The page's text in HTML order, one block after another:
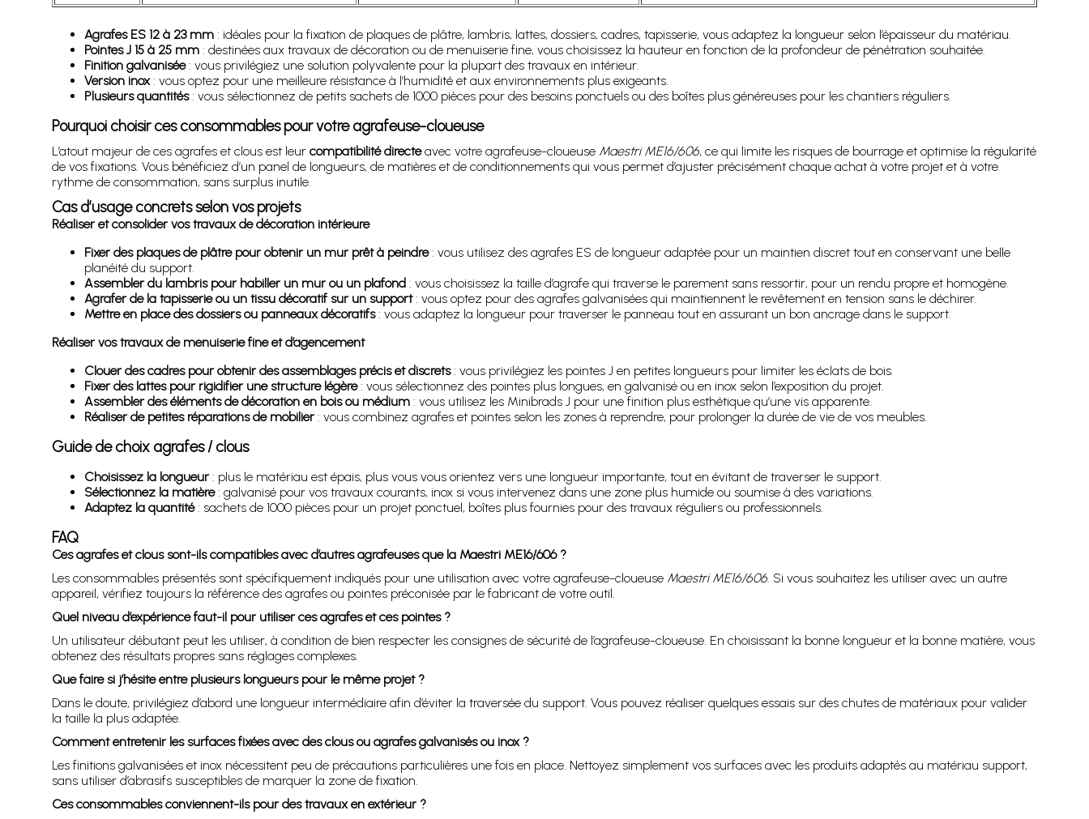
Agrafes ES 12 à 23 mm: idéales pour la fixation de plaques de plâtre, lambris, lattes, dossiers, cadres, tapisserie, vous adaptez la longueur selon l’épaisseur du matériau.
Pointes J 15 à 25 mm: destinées aux travaux de décoration ou de menuiserie fine, vous choisissez la hauteur en fonction de la profondeur de pénétration souhaitée.
Finition galvanisée: vous privilégiez une solution polyvalente pour la plupart des travaux en intérieur.
Version inox: vous optez pour une meilleure résistance à l’humidité et aux environnements plus exigeants.
Plusieurs quantités: vous sélectionnez de petits sachets de 1000 pièces pour des besoins ponctuels ou des boîtes plus généreuses pour les chantiers réguliers.
Pourquoi choisir ces consommables pour votre agrafeuse-cloueuse
L’atout majeur de ces agrafes et clous est leur compatibilité directeavec votre agrafeuse-cloueuse Maestri ME16/606, ce qui limite les risques de bourrage et optimise la régularité
de vos fixations. Vous bénéficiez d’un panel de longueurs, de matières et de conditionnements qui vous permet d’ajuster précisément chaque achat à votre projet et à votre
rythme de consommation, sans surplus inutile.
Cas d’usage concrets selon vos projets
Réaliser et consolider vos travaux de décoration intérieure
Fixer des plaques de plâtre pour obtenir un mur prêt à peindre: vous utilisez des agrafes ES de longueur adaptée pour un maintien discret tout en conservant une belle
planéité du support.
Assembler du lambris pour habiller un mur ou un plafond: vous choisissez la taille d’agrafe qui traverse le parement sans ressortir, pour un rendu propre et homogène.
Agrafer de la tapisserie ou un tissu décoratif sur un support: vous optez pour des agrafes galvanisées qui maintiennent le revêtement en tension sans le déchirer.
Mettre en place des dossiers ou panneaux décoratifs: vous adaptez la longueur pour traverser le panneau tout en assurant un bon ancrage dans le support.
Réaliser vos travaux de menuiserie fine et d’agencement
Clouer des cadres pour obtenir des assemblages précis et discrets: vous privilégiez les pointes J en petites longueurs pour limiter les éclats de bois.
Fixer des lattes pour rigidifier une structure légère: vous sélectionnez des pointes plus longues, en galvanisé ou en inox selon l’exposition du projet.
Assembler des éléments de décoration en bois ou médium: vous utilisez les Minibrads J pour une finition plus esthétique qu’une vis apparente.
Réaliser de petites réparations de mobilier: vous combinez agrafes et pointes selon les zones à reprendre, pour prolonger la durée de vie de vos meubles.
Guide de choix agrafes / clous
Choisissez la longueur: plus le matériau est épais, plus vous vous orientez vers une longueur importante, tout en évitant de traverser le support.
Sélectionnez la matière: galvanisé pour vos travaux courants, inox si vous intervenez dans une zone plus humide ou soumise à des variations.
Adaptez la quantité: sachets de 1000 pièces pour un projet ponctuel, boîtes plus fournies pour des travaux réguliers ou professionnels.
FAQ
Ces agrafes et clous sont-ils compatibles avec d’autres agrafeuses que la Maestri ME16/606 ?
Les consommables présentés sont spécifiquement indiqués pour une utilisation avec votre agrafeuse-cloueuse Maestri ME16/606. Si vous souhaitez les utiliser avec un autre
appareil, vérifiez toujours la référence des agrafes ou pointes préconisée par le fabricant de votre outil.
Quel niveau d’expérience faut-il pour utiliser ces agrafes et ces pointes ?
Un utilisateur débutant peut les utiliser, à condition de bien respecter les consignes de sécurité de l’agrafeuse-cloueuse. En choisissant la bonne longueur et la bonne matière, vous
obtenez des résultats propres sans réglages complexes.
Que faire si j’hésite entre plusieurs longueurs pour le même projet ?
Dans le doute, privilégiez d’abord une longueur intermédiaire afin d’éviter la traversée du support. Vous pouvez réaliser quelques essais sur des chutes de matériaux pour valider
la taille la plus adaptée.
Comment entretenir les surfaces fixées avec des clous ou agrafes galvanisés ou inox ?
Les finitions galvanisées et inox nécessitent peu de précautions particulières une fois en place. Nettoyez simplement vos surfaces avec les produits adaptés au matériau support,
sans utiliser d’abrasifs susceptibles de marquer la zone de fixation.
Ces consommables conviennent-ils pour des travaux en extérieur ?